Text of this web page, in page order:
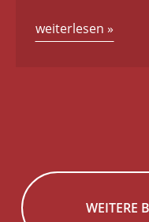
weiterlesen »
WEITERE